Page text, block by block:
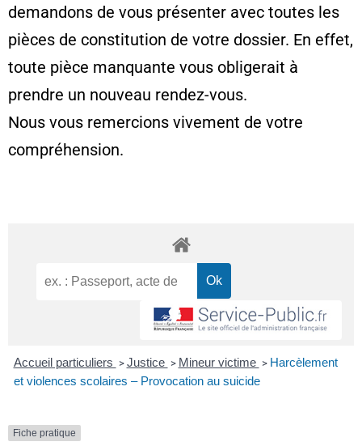
demandons de vous présenter avec toutes les
pièces de constitution de votre dossier. En effet,
toute pièce manquante vous obligerait à
prendre un nouveau rendez-vous.
Nous vous remercions vivement de votre
compréhension.
Accueil particuliers > Justice > Mineur victime > Harcèlement
et violences scolaires – Provocation au suicide
Fiche pratique